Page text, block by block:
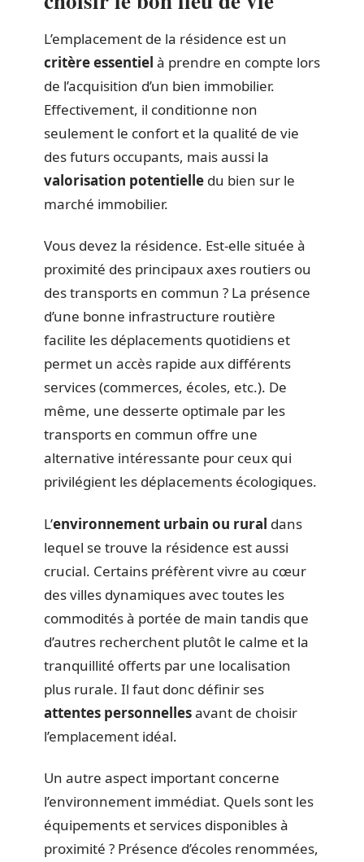
L’emplacement de la résidence est un
critère essentiel à prendre en compte lors
de l’acquisition d’un bien immobilier.
Effectivement, il conditionne non
seulement le confort et la qualité de vie
des futurs occupants, mais aussi la
valorisation potentielle du bien sur le
marché immobilier.
Vous devez la résidence. Est-elle située à
proximité des principaux axes routiers ou
des transports en commun ? La présence
d’une bonne infrastructure routière
facilite les déplacements quotidiens et
permet un accès rapide aux différents
services (commerces, écoles, etc.). De
même, une desserte optimale par les
transports en commun offre une
alternative intéressante pour ceux qui
privilégient les déplacements écologiques.
L’environnement urbain ou rural dans
lequel se trouve la résidence est aussi
crucial. Certains préfèrent vivre au cœur
des villes dynamiques avec toutes les
commodités à portée de main tandis que
d’autres recherchent plutôt le calme et la
tranquillité offerts par une localisation
plus rurale. Il faut donc définir ses
attentes personnellesavant de choisir
l’emplacement idéal.
Un autre aspect important concerne
l’environnement immédiat. Quels sont les
équipements et services disponibles à
proximité ? Présence d’écoles renommées,